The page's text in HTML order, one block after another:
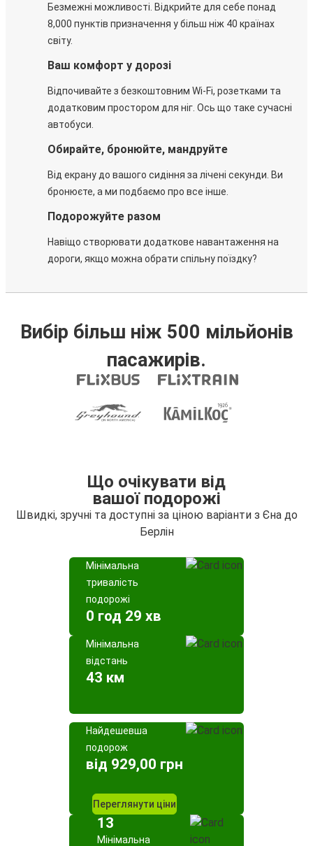
Безмежні можливості. Відкрийте для себе понад
8,000 пунктів призначення у більш ніж 40 країнах
світу.
Ваш комфорт у дорозі
Відпочивайте з безкоштовним Wi-Fi, розетками та
додатковим простором для ніг. Ось що таке сучасні
автобуси.
Обирайте, бронюйте, мандруйте
Від екрану до вашого сидіння за лічені секунди. Ви
бронюєте, а ми подбаємо про все інше.
Подорожуйте разом
Навіщо створювати додаткове навантаження на
дороги, якщо можна обрати спільну поїздку?
Вибір більш ніж 500 мільйонів
пасажирів.
Що очікувати від
вашої подорожі
Швидкі, зручні та доступні за ціною варіанти з Єна до
Берлін
Мінімальна
тривалість
подорожі
0 год 29 хв
Мінімальна
відстань
43 км
Найдешевша
подорож
від 929,00 грн
Переглянути ціни
13
Мінімальна